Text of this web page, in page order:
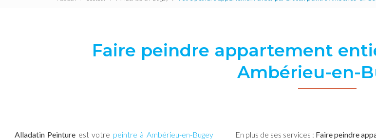
Faire peindre appartement
Ambérieu-en-
Alladatin Peinture est votre peintre à Ambérieu-en-Bugey
En plus de ses services : Faire peindre